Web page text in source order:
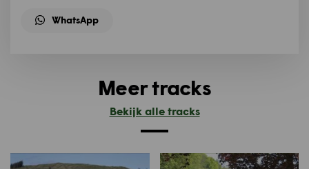
WhatsApp
Meer tracks
Bekijk alle tracks